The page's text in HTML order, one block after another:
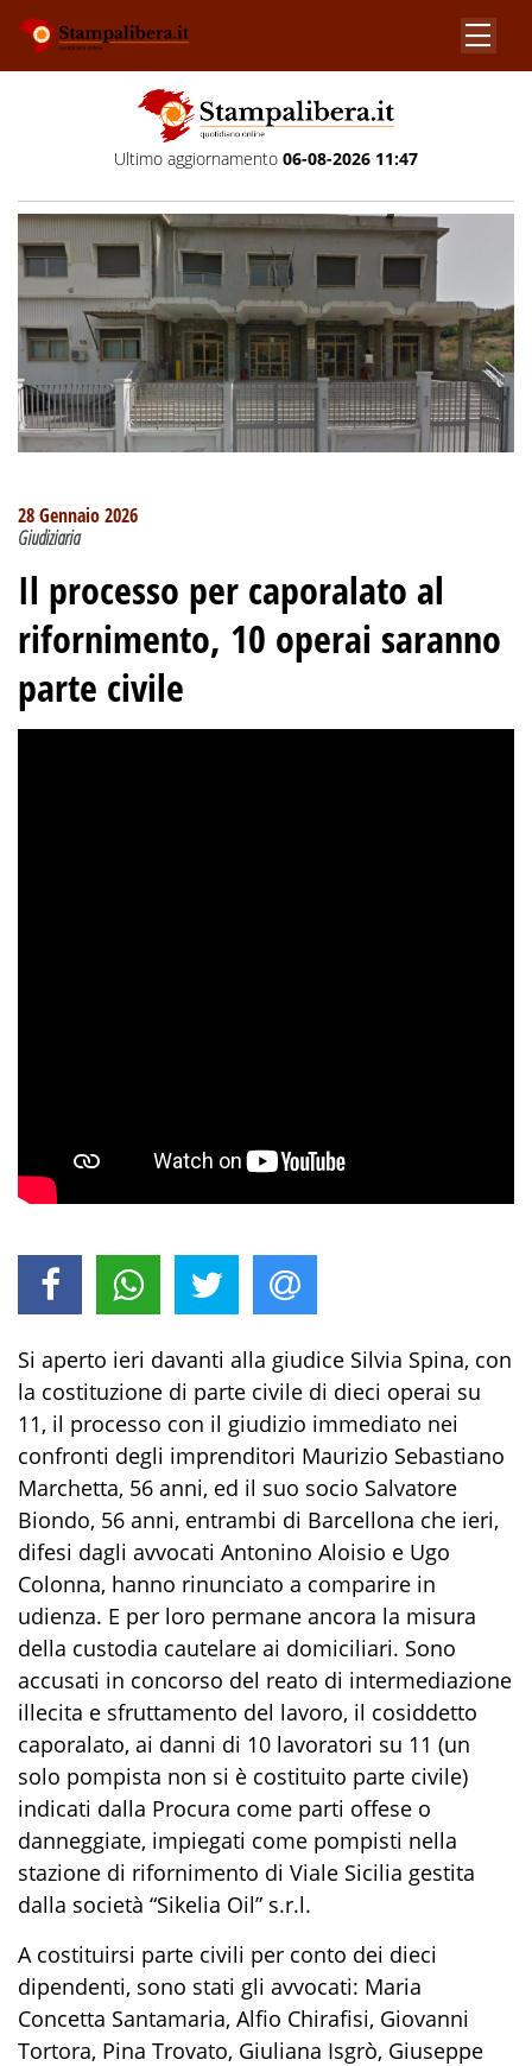
Ultimo aggiornamento 06-08-2026 11:47
28 Gennaio 2026
Giudiziaria
Il processo per caporalato al
rifornimento, 10 operai saranno
parte civile
Si aperto ieri davanti alla giudice Silvia Spina, con
la costituzione di parte civile di dieci operai su
11, il processo con il giudizio immediato nei
confronti degli imprenditori Maurizio Sebastiano
Marchetta, 56 anni, ed il suo socio Salvatore
Biondo, 56 anni, entrambi di Barcellona che ieri,
difesi dagli avvocati Antonino Aloisio e Ugo
Colonna, hanno rinunciato a comparire in
udienza. E per loro permane ancora la misura
della custodia cautelare ai domiciliari. Sono
accusati in concorso del reato di intermediazione
illecita e sfruttamento del lavoro, il cosiddetto
caporalato, ai danni di 10 lavoratori su 11 (un
solo pompista non si è costituito parte civile)
indicati dalla Procura come parti offese o
danneggiate, impiegati come pompisti nella
stazione di rifornimento di Viale Sicilia gestita
dalla società “Sikelia Oil” s.r.l.
A costituirsi parte civili per conto dei dieci
dipendenti, sono stati gli avvocati: Maria
Concetta Santamaria, Alfio Chirafisi, Giovanni
Tortora, Pina Trovato, Giuliana Isgrò, Giuseppe